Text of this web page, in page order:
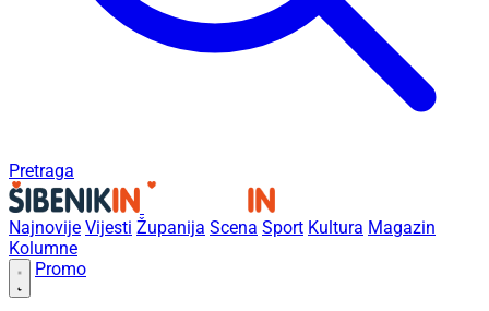
Pretraga
Najnovije Vijesti Županija Scena Sport Kultura Magazin
Kolumne
Promo